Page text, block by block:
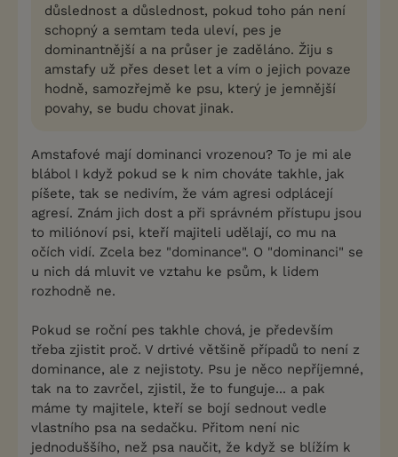
důslednost a důslednost, pokud toho pán není
schopný a semtam teda uleví, pes je
dominantnější a na průser je zaděláno. Žiju s
amstafy už přes deset let a vím o jejich povaze
hodně, samozřejmě ke psu, který je jemnější
povahy, se budu chovat jinak.
Amstafové mají dominanci vrozenou? To je mi ale
blábol I když pokud se k nim chováte takhle, jak
píšete, tak se nedivím, že vám agresi odplácejí
agresí. Znám jich dost a při správném přístupu jsou
to miliónoví psi, kteří majiteli udělají, co mu na
očích vidí. Zcela bez "dominance". O "dominanci" se
u nich dá mluvit ve vztahu ke psům, k lidem
rozhodně ne.
Pokud se roční pes takhle chová, je především
třeba zjistit proč. V drtivé většině případů to není z
dominance, ale z nejistoty. Psu je něco nepříjemné,
tak na to zavrčel, zjistil, že to funguje... a pak
máme ty majitele, kteří se bojí sednout vedle
vlastního psa na sedačku. Přitom není nic
jednoduššího, než psa naučit, že když se blížím k